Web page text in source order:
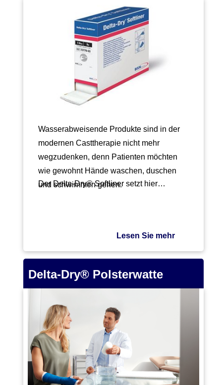
Wasserabweisende Produkte sind in der
modernen Casttherapie nicht mehr
wegzudenken, denn Patienten möchten
wie gewohnt Hände waschen, duschen
und schwimmen gehen.
Der Delta-Dry® Softliner setzt hier…
Lesen Sie mehr
Delta-Dry® Polsterwatte